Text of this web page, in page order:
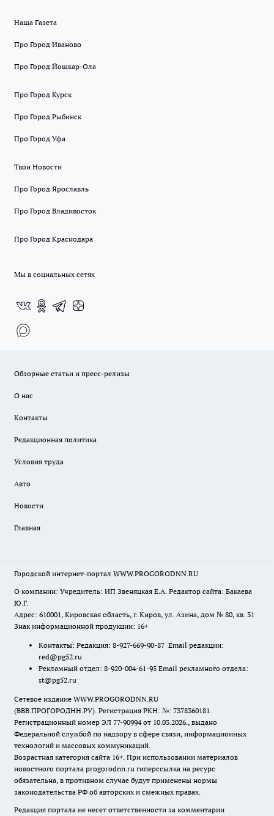
Наша Газета
Про Город Иваново
Про Город Йошкар-Ола
Про Город Курск
Про Город Рыбинск
Про Город Уфа
Твои Новости
Про Город Ярославль
Про Город Владивосток
Про Город Краснодара
Мы в социальных сетях
Обзорные статьи и пресс-релизы
О нас
Контакты
Редакционная политика
Условия труда
Авто
Новости
Главная
Городской интернет-портал WWW.PROGORODNN.RU
О компании: Учредитель: ИП Звеняцкая Е.А. Редактор сайта: Бакаева
Ю.Г.
Адрес: 610001, Кировская область, г. Киров, ул. Азина, дом № 80, кв. 31
Знак информационной продукции: 16+
Контакты: Редакция: 8-927-669-90-87 Email редакции:
red@pg52.ru
Рекламный отдел: 8-920-004-61-95 Email рекламного отдела:
st@pg52.ru
Сетевое издание WWW.PROGORODNN.RU
(ВВВ.ПРОГОРОДНН.РУ). Регистрация РКН: №: 7378360181.
Регистрационный номер ЭЛ 77-90994 от 10.03.2026., выдано
Федеральной службой по надзору в сфере связи, информационных
технологий и массовых коммуникаций.
Возрастная категория сайта 16+. При использовании материалов
новостного портала progorodnn.ru гиперссылка на ресурс
обязательна, в противном случае будут применены нормы
законодательства РФ об авторских и смежных правах.
Редакция портала не несет ответственности за комментарии